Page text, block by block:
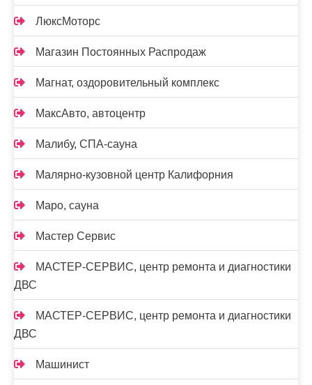
ЛюксМоторс
Магазин Постоянных Распродаж
Магнат, оздоровительный комплекс
МаксАвто, автоцентр
Малибу, СПА-сауна
Малярно-кузовной центр Калифорния
Маро, сауна
Мастер Сервис
МАСТЕР-СЕРВИС, центр ремонта и диагностики
ДВС
МАСТЕР-СЕРВИС, центр ремонта и диагностики
ДВС
Машинист